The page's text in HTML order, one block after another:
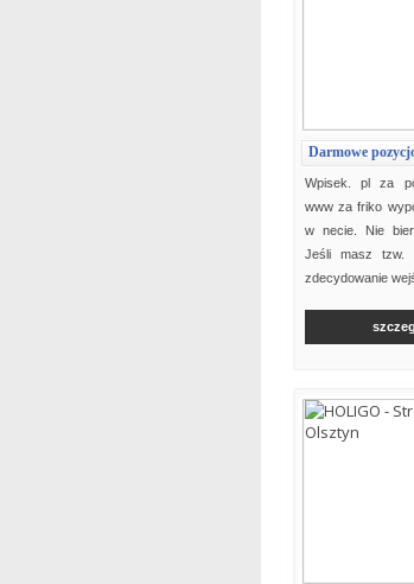
Darmowe
Wpisek. pl za
www za friko
w necie. Nie
Jeśli masz tzw.
zdecydowanie